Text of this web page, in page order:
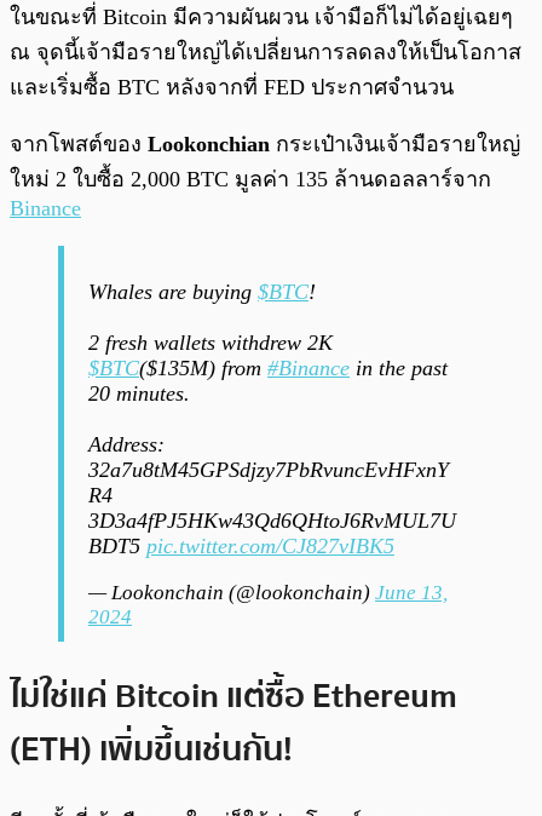
ในขณะที่ Bitcoin มีความผันผวน เจ้ามือก็ไม่ได้อยู่เฉยๆ
ณ จุดนี้เจ้ามือรายใหญ่ได้เปลี่ยนการลดลงให้เป็นโอกาส
และเริ่มซื้อ BTC หลังจากที่ FED ประกาศจำนวน
จากโพสต์ของ Lookonchian กระเป๋าเงินเจ้ามือรายใหญ่
ใหม่ 2 ใบซื้อ 2,000 BTC มูลค่า 135 ล้านดอลลาร์จาก
Binance
Whales are buying $BTC!
2 fresh wallets withdrew 2K
$BTC($135M) from #Binance in the past
20 minutes.
Address:
32a7u8tM45GPSdjzy7PbRvuncEvHFxnY
R4
3D3a4fPJ5HKw43Qd6QHtoJ6RvMUL7U
BDT5 pic.twitter.com/CJ827vIBK5
— Lookonchain (@lookonchain) June 13,
2024
ไม่ใช่แค่ Bitcoin แต่ซื้อ Ethereum
(ETH) เพิ่มขึ้นเช่นกัน!